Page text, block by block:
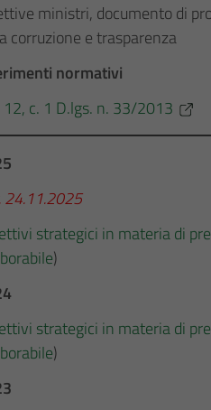
ministri, documento di
corruzione e trasparenza
normativi
c. 1 D.lgs. n. 33/2013
24.11.2025
strategici in materia di
)
strategici in materia di
)